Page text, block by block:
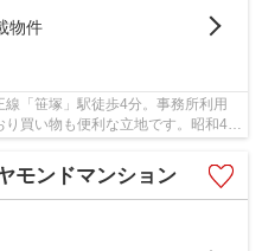
物件
「笹塚」駅徒歩4分。事務所利用
買い物も便利な立地です。昭和49
モンドマンション